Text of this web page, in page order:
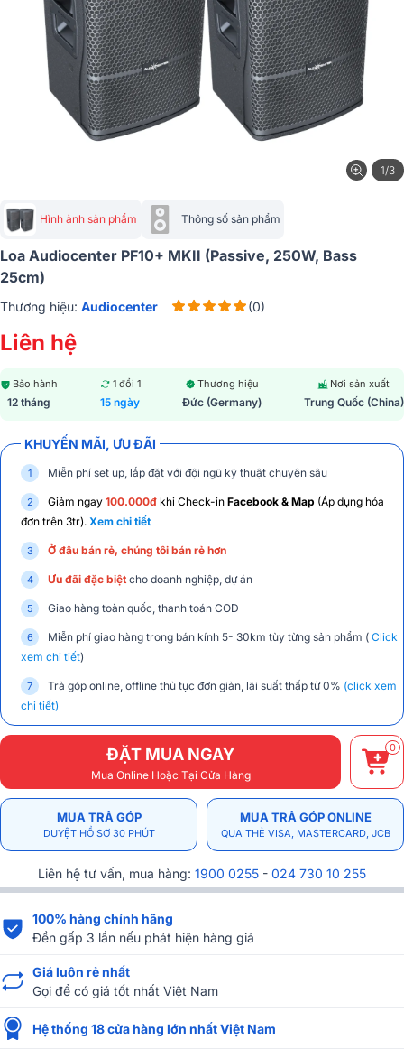
1/3
Hình ảnh sản phẩm Thông số sản phẩm
Loa Audiocenter PF10+ MKII (Passive, 250W, Bass
25cm)
Thương hiệu: Audiocenter (0)
Liên hệ
Bảo hành
12 tháng
1 đổi 1
15 ngày
Thương hiệu
Đức (Germany)
Nơi sản xuất
Trung Quốc (China)
KHUYẾN MÃI, ƯU ĐÃI
Miễn phí set up, lắp đặt với đội ngũ kỹ thuật chuyên sâu
Giảm ngay 100.000đ khi Check-in Facebook & Map (Áp dụng hóa
đơn trên 3tr). Xem chi tiết
Ở đâu bán rẻ, chúng tôi bán rẻ hơn
Ưu đãi đặc biệt cho doanh nghiệp, dự án
Giao hàng toàn quốc, thanh toán COD
Miễn phí giao hàng trong bán kính 5- 30km tùy từng sản phẩm ( Click
xem chi tiết)
Trả góp online, offline thủ tục đơn giản, lãi suất thấp từ 0% (click xem
chi tiết)
ĐẶT MUA NGAY
Mua Online Hoặc Tại Cửa Hàng
0
MUA TRẢ GÓP
DUYỆT HỒ SƠ 30 PHÚT
MUA TRẢ GÓP ONLINE
QUA THẺ VISA, MASTERCARD, JCB
Liên hệ tư vấn, mua hàng: 1900 0255 - 024 730 10 255
100% hàng chính hãng
Đền gấp 3 lần nếu phát hiện hàng giả
Giá luôn rẻ nhất
Gọi để có giá tốt nhất Việt Nam
Hệ thống 18 cửa hàng lớn nhất Việt Nam